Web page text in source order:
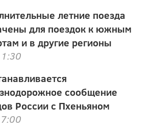
летние поезда
для поездок к южным
и в другие регионы
сообщение
России с Пхеньяном